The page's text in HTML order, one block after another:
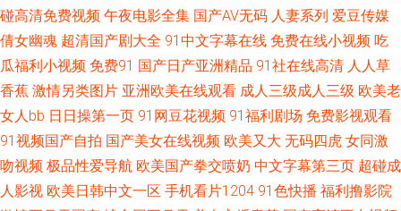
私人影院 欧美性爱综和 自拍偷拍第一页 丰满少妇猛烈进入A片88 亚洲人一
产精品专区第1页 片在线观看www 亚洲天堂影院在线观看 大佬私人电影网
了解最新91丝袜 无码流出苍井空 国产一区飘飘网 αV在线 日韩在线一区二区
91精品国产9 国产性色欧美亚 日本一线二线三卡 中文字幕欧美一区 国产精
碰高清免费视频 午夜电影全集 国产AV无码 人妻系列 爱豆传媒
倩女幽魂 超清国产剧大全 91中文字幕在线 免费在线小视频 吃
瓜福利小视频 免费91 国产日产亚洲精品 91社在线高清 人人草
香蕉 激情另类图片 亚洲欧美在线观看 成人三级成人三级 欧美老
女人bb 日日操第一页 91网豆花视频 91福利剧场 免费影视观看
91视频国产自拍 国产美女在线视频 欧美又大 无码四虎 女同激
吻视频 极品性爱导航 欧美国产拳交喷奶 中文字幕第三页 超碰成
人影视 欧美日韩中文一区 手机看片1204 91色快播 福利撸影院